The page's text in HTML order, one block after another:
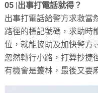
05 |出事打電話就得？
出事打電話給警方求救當
路徑的標記號碼，求助時
位，就能協助及加快警方
忽然轉行小路，打算抄捷
有機會是叢林，最後又要